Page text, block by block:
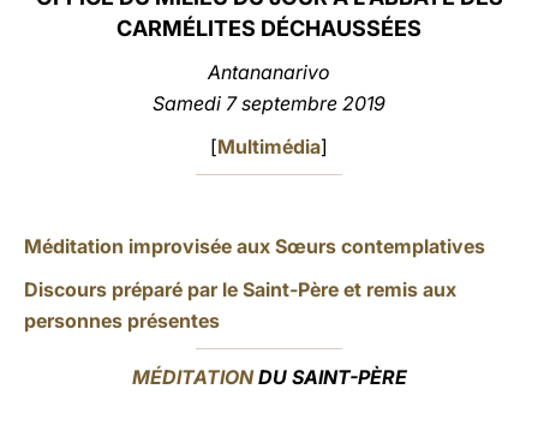
CARMÉLITES DÉCHAUSSÉES
Antananarivo
Samedi 7 septembre 2019
[Multimédia]
Méditation improvisée aux Sœurs contemplatives
Discours préparé par le Saint-Père et remis aux
personnes présentes
MÉDITATIONDU SAINT-PÈRE